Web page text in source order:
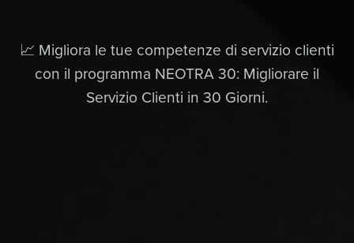
📈 Migliora le tue competenze di servizio clienti
con il programma NEOTRA 30: Migliorare il
Servizio Clienti in 30 Giorni.